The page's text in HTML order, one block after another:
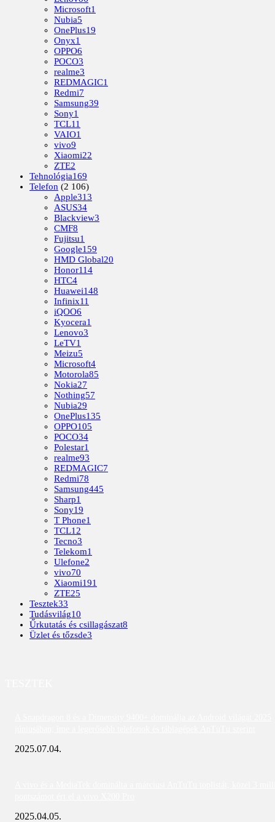
Microsoft1
Nubia5
OnePlus19
Onyx1
OPPO6
POCO3
realme3
REDMAGIC1
Redmi7
Samsung39
Sony1
TCL11
VAIO1
vivo9
Xiaomi22
ZTE2
Tehnológia169
Telefon (2 106)
Apple313
ASUS34
Blackview3
CMF8
Fujitsu1
Google159
HMD Global20
Honor114
HTC4
Huawei148
Infinix11
iQOO6
Kyocera1
Lenovo3
LeTV1
Meizu5
Microsoft4
Motorola85
Nokia27
Nothing57
Nubia29
OnePlus135
OPPO105
POCO34
Polestar1
realme93
REDMAGIC7
Redmi78
Samsung445
Sharp1
Sony19
T Phone1
TCL12
Tecno3
Telekom1
Ulefone2
vivo70
Xiaomi191
ZTE25
Tesztek33
Tudásvilág10
Űrkutatás és csillagászat8
Üzlet és tőzsde3
2025.07.04.
2025.04.05.